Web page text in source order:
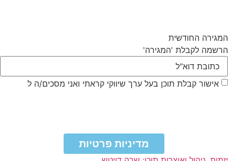
המגירה החודשית
הרשמה לקבלת 'המגירה'
אישור קבלת תוכן בעל ערך שיווקי קראתי ואני מסכים/ה ל
מדיניות פרטיות